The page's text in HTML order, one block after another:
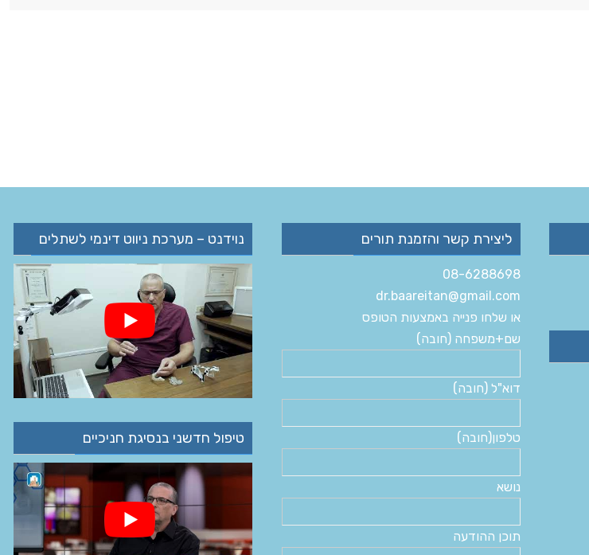
ליצירת קשר והזמנת תורים
08-6288698
dr.baareitan@gmail.com
או שלחו פנייה באמצעות הטופס
שם+משפחה (חובה)
דוא"ל (חובה)
טלפון(חובה)
נושא
תוכן ההודעה
נוידנט – מערכת ניווט דינמי לשתלים
טיפול חדשני בנסיגת חניכיים